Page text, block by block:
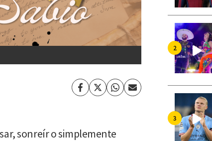
Facebook
TwitterWhatsapp
Enviar
sonreír o simplemente